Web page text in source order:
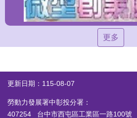
更多
更新日期：115-08-07
勞動力發展署中彰投分署：
407254 台中市西屯區工業區一路100號